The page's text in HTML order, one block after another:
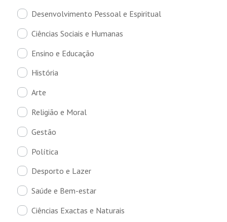
Desenvolvimento Pessoal e Espiritual
Ciências Sociais e Humanas
Ensino e Educação
História
Arte
Religião e Moral
Gestão
Política
Desporto e Lazer
Saúde e Bem-estar
Ciências Exactas e Naturais